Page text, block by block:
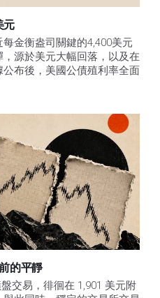
元
金衡盎司關鍵的4,400美元
源於美元大幅回落，以及在
布後，美國公債殖利率全面
的平靜
交易，徘徊在 1,901 美元附